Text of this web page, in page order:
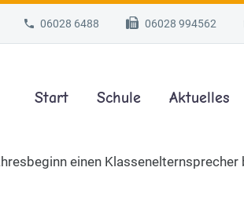
06028 6488 06028 994562
Start Schule Aktuelles
einen